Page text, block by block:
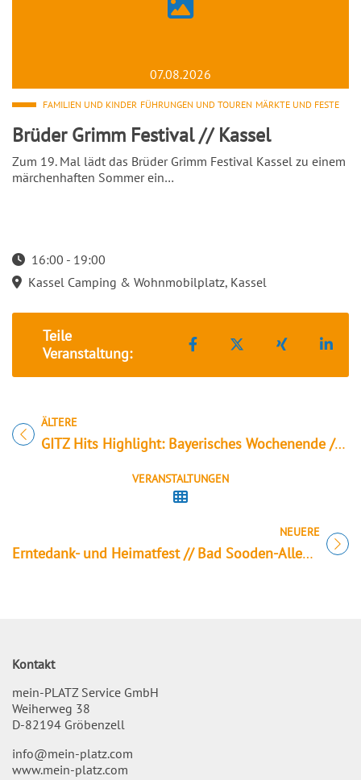
07.08.2026
FAMILIEN UND KINDER FÜHRUNGEN UND TOUREN MÄRKTE UND FESTE
Brüder Grimm Festival // Kassel
Zum 19. Mal lädt das Brüder Grimm Festival Kassel zu einem
märchenhaften Sommer ein…
16:00 - 19:00
Startzeit: 16:00
Kassel Camping & Wohnmobilplatz, Kassel
Teile
Veranstaltung:
Teilen auf Facebook
Teilen auf XTeilen auf
ÄLTERE
Titel für Veranstaltung
GITZ Hits Highlight: Bayerisches Wochenende // Lindau
VERANSTALTUNGEN
NEUERE
Titel für Veranstaltung
Erntedank- und Heimatfest // Bad Sooden-Allendorf
Kontakt
mein-PLATZ Service GmbH
Weiherweg 38
D-82194 Gröbenzell
info@mein-platz.com
www.mein-platz.com